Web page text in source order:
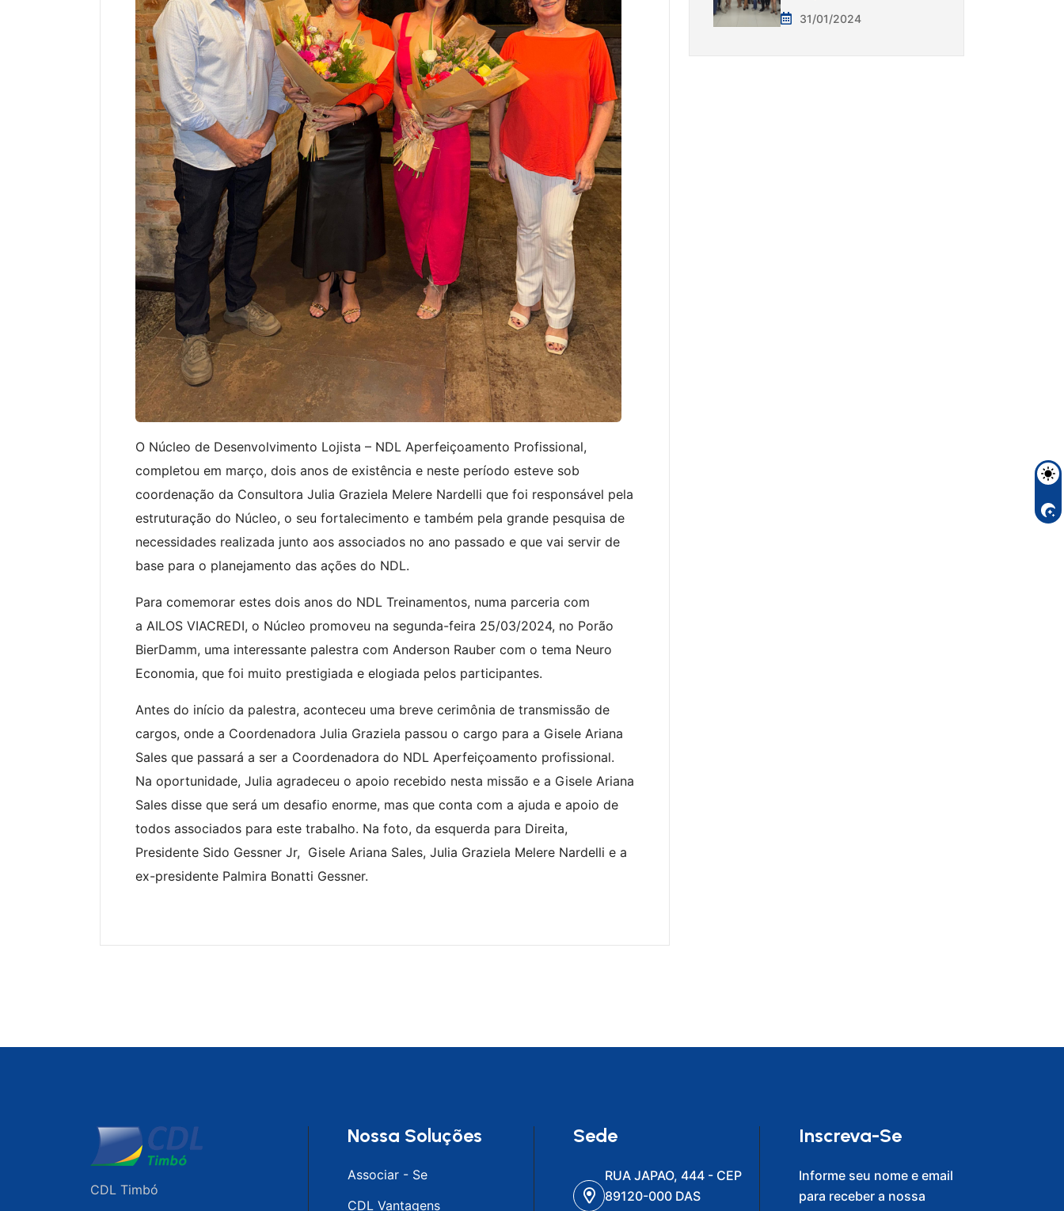
O Núcleo de Desenvolvimento Lojista – NDL Aperfeiçoamento Profissional,
completou em março, dois anos de existência e neste período esteve sob
coordenação da Consultora Julia Graziela Melere Nardelli que foi responsável pela
estruturação do Núcleo, o seu fortalecimento e também pela grande pesquisa de
necessidades realizada junto aos associados no ano passado e que vai servir de
base para o planejamento das ações do NDL.
Para comemorar estes dois anos do NDL Treinamentos, numa parceria com
a AILOS VIACREDI, o Núcleo promoveu na segunda-feira 25/03/2024, no Porão
BierDamm, uma interessante palestra com Anderson Rauber com o tema Neuro
Economia, que foi muito prestigiada e elogiada pelos participantes.
Antes do início da palestra, aconteceu uma breve cerimônia de transmissão de
cargos, onde a Coordenadora Julia Graziela passou o cargo para a Gisele Ariana
Sales que passará a ser a Coordenadora do NDL Aperfeiçoamento profissional.
Na oportunidade, Julia agradeceu o apoio recebido nesta missão e a Gisele Ariana
Sales disse que será um desafio enorme, mas que conta com a ajuda e apoio de
todos associados para este trabalho. Na foto, da esquerda para Direita,
Presidente Sido Gessner Jr, Gisele Ariana Sales, Julia Graziela Melere Nardelli e a
ex-presidente Palmira Bonatti Gessner.
31/01/2024
CDL Timbó
Nossa Soluções
Associar - Se
CDL Vantagens
Sede
RUA JAPAO, 444 - CEP
89120-000 DAS
Inscreva-Se
Informe seu nome e email
para receber a nossa